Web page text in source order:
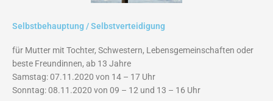
Selbstbehauptung / Selbstverteidigung
für Mutter mit Tochter, Schwestern, Lebensgemeinschaften oder
beste Freundinnen, ab 13 Jahre
Samstag: 07.11.2020 von 14 – 17 Uhr
Sonntag: 08.11.2020 von 09 – 12 und 13 – 16 Uhr